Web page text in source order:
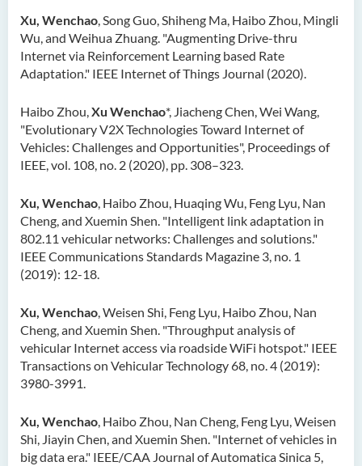
Xu, Wenchao, Song Guo, Shiheng Ma, Haibo Zhou, Mingli
Wu, and Weihua Zhuang. "Augmenting Drive-thru
Internet via Reinforcement Learning based Rate
Adaptation." IEEE Internet of Things Journal (2020).
Haibo Zhou,Xu Wenchao*, Jiacheng Chen, Wei Wang,
"Evolutionary V2X Technologies Toward Internet of
Vehicles: Challenges and Opportunities", Proceedings of
IEEE, vol. 108, no. 2 (2020), pp. 308–323.
Xu, Wenchao, Haibo Zhou, Huaqing Wu, Feng Lyu, Nan
Cheng, and Xuemin Shen. "Intelligent link adaptation in
802.11 vehicular networks: Challenges and solutions."
IEEE Communications Standards Magazine 3, no. 1
(2019): 12-18.
Xu, Wenchao, Weisen Shi, Feng Lyu, Haibo Zhou, Nan
Cheng, and Xuemin Shen. "Throughput analysis of
vehicular Internet access via roadside WiFi hotspot." IEEE
Transactions on Vehicular Technology 68, no. 4 (2019):
3980-3991.
Xu, Wenchao, Haibo Zhou, Nan Cheng, Feng Lyu, Weisen
Shi, Jiayin Chen, and Xuemin Shen. "Internet of vehicles in
big data era." IEEE/CAA Journal of Automatica Sinica 5,